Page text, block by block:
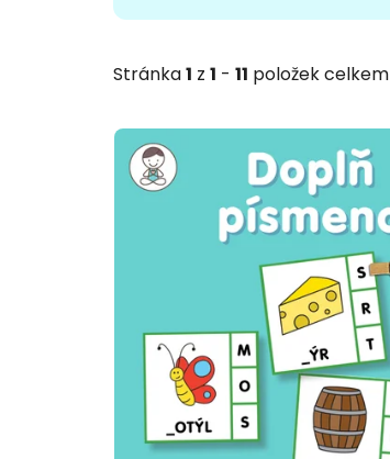
Stránka1 z 1 - 11 položek celkem
V